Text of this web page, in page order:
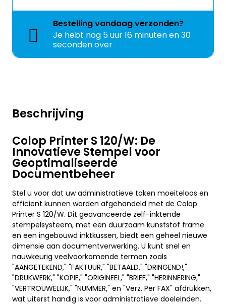
Beschrijving
Colop Printer S 120/W: De
Innovatieve Stempel voor
Geoptimaliseerde
Documentbeheer
Stel u voor dat uw administratieve taken moeiteloos en
efficiënt kunnen worden afgehandeld met de Colop
Printer S 120/W. Dit geavanceerde zelf-inktende
stempelsysteem, met een duurzaam kunststof frame
en een ingebouwd inktkussen, biedt een geheel nieuwe
dimensie aan documentverwerking. U kunt snel en
nauwkeurig veelvoorkomende termen zoals
"AANGETEKEND," "FAKTUUR," "BETAALD," "DRINGEND!,"
"DRUKWERK," "KOPIE," "ORIGINEEL," "BRIEF," "HERINNERING,"
"VERTROUWELIJK," "NUMMER," en "Verz. Per FAX" afdrukken,
wat uiterst handig is voor administratieve doeleinden.
Bestellingvandaagverzonden?
Je hebt nog 5 uur 16 minuten en 30
seconden over